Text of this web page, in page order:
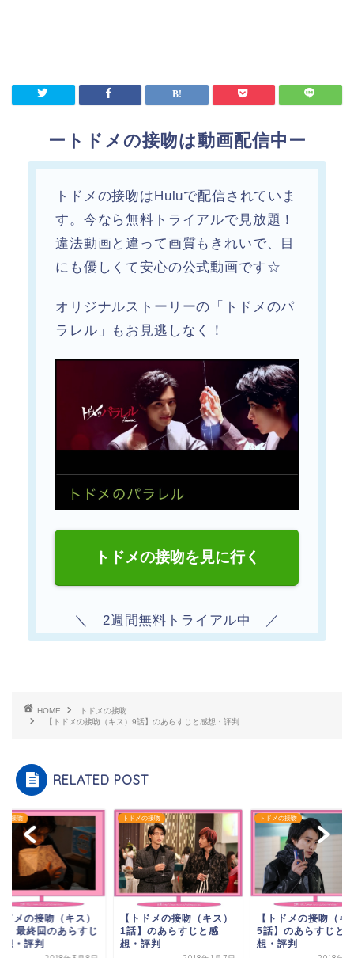
ートドメの接吻は動画配信中ー
トドメの接吻はHuluで配信されていま
す。今なら無料トライアルで見放題！
違法動画と違って画質もきれいで、目
にも優しくて安心の公式動画です☆
オリジナルストーリーの「トドメのパ
ラレル」もお見逃しなく！
トドメの接吻を見に行く
＼ 2週間無料トライアル中 ／
HOME
トドメの接吻
【トドメの接吻（キス）9話】のあらすじと感想・評判
RELATED POST
の接吻
ドメの接吻（キス）
】最終回のあらすじ
想・評判
トドメの接吻
【トドメの接吻（キス）
1話】のあらすじと感
想・評判
トドメの接吻
【トドメの接吻（キ
5話】のあらすじと
想・評判